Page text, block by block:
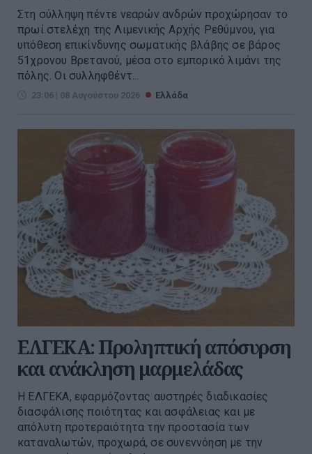
Στη σύλληψη πέντε νεαρών ανδρών προχώρησαν το
πρωί στελέχη της Λιμενικής Αρχής Ρεθύμνου, για
υπόθεση επικίνδυνης σωματικής βλάβης σε βάρος
51χρονου Βρετανού, μέσα στο εμπορικό λιμάνι της
πόλης. Οι συλληφθέντ...
23:06 | 08 Αυγούστου 2026 Ελλάδα
ΕΛΓΕΚΑ: Προληπτική απόσυρση
και ανάκληση μαρμελάδας
Η ΕΛΓΕΚΑ, εφαρμόζοντας αυστηρές διαδικασίες
διασφάλισης ποιότητας και ασφάλειας και με
απόλυτη προτεραιότητα την προστασία των
καταναλωτών, προχωρά, σε συνεννόηση με την